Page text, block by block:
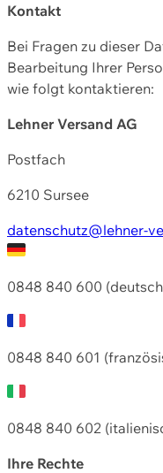
Kontakt
Bei Fragen zu dieser
Bearbeitung Ihrer
wie folgt kontaktieren:
Lehner Versand AG
Postfach
6210 Sursee
datenschutz@lehner-
0848 840 600
0848 840 601
0848 840 602
Ihre Rechte